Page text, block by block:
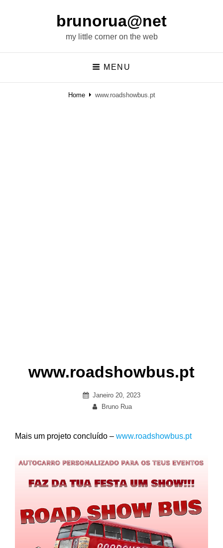
brunorua@net
my little corner on the web
MENU
Home www.roadshowbus.pt
www.roadshowbus.pt
Posted
on
Janeiro 20, 2023
By
Bruno Rua
Mais um projeto concluído – www.roadshowbus.pt